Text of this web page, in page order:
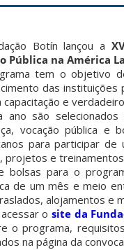
Botín lançou a
Pública na América
tem o objetivo
das instituições
capacitação e
ano são selecionados
vocação pública e
para participar de
projetos e
bolsas para o
de um mês e meio
alojamentos e
o site da
o programa,
na página da